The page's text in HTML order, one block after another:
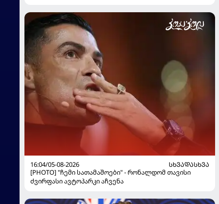
16:04/05-08-2026
ᲡᲮᲕᲐᲓᲐᲡᲮᲕᲐ
[PHOTO] "ჩემი სათამაშოები" - რონალდომ თავისი
ძვირფასი ავტოპარკი აჩვენა